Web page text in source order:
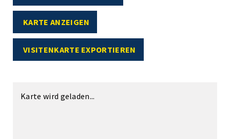
KARTE ANZEIGEN
VISITENKARTE EXPORTIEREN
Karte wird geladen...